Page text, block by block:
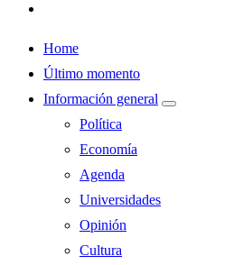
Home
Último momento
Información general
Política
Economía
Agenda
Universidades
Opinión
Cultura